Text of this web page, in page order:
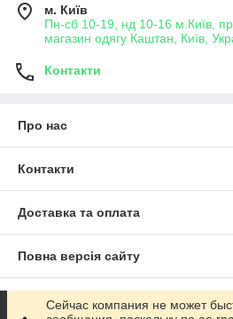
м. Київ
Пн-сб 10-19, нд 10-16 м.Київ,
магазин одягу Каштан, Київ,
Контакти
Про нас
Контакти
Доставка та оплата
Повна версія сайту
Сайт створено на маркетплейсі
Сейчас компания не может